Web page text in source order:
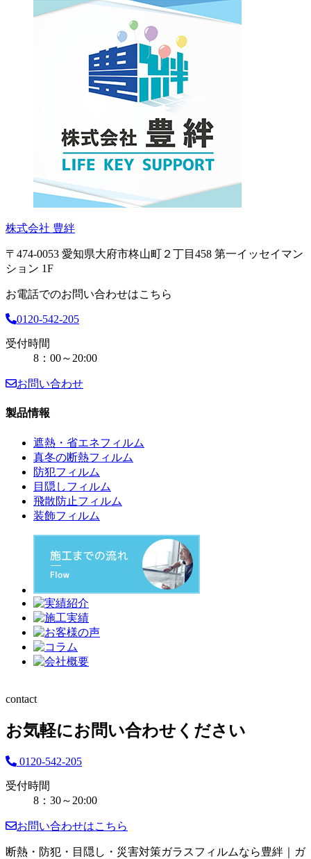
株式会社 豊絆
〒474-0053 愛知県大府市柊山町２丁目458 第一イッセイマン
ション 1F
お電話でのお問い合わせはこちら
0120-542-205
受付時間
8：00～20:00
お問い合わせ
製品情報
遮熱・省エネフィルム
真冬の断熱フィルム
防犯フィルム
目隠しフィルム
飛散防止フィルム
装飾フィルム
contact
お気軽にお問い合わせください
0120-542-205
受付時間
8：30～20:00
お問い合わせはこちら
断熱・防犯・目隠し・災害対策ガラスフィルムなら豊絆｜ガ